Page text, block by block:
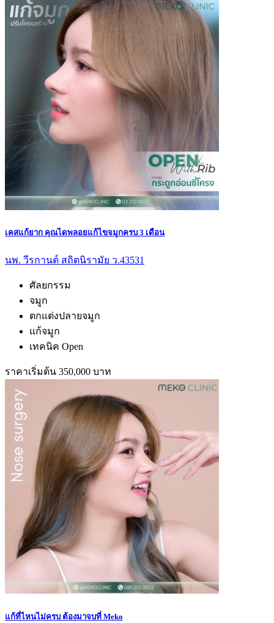
เคสแก้ยาก คุณไดพลอยแก้ไขจมูกครบ 3 เดือน
นพ. วีรกานต์ สถิตนิรามัย ว.43531
ศัลยกรรม
จมูก
ตกแต่งปลายจมูก
แก้จมูก
เทคนิค Open
ราคาเริ่มต้น 350,000 บาท
แก้ที่ไหนไม่ครบ ต้องมาจบที่ Meko